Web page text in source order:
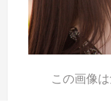
この画像